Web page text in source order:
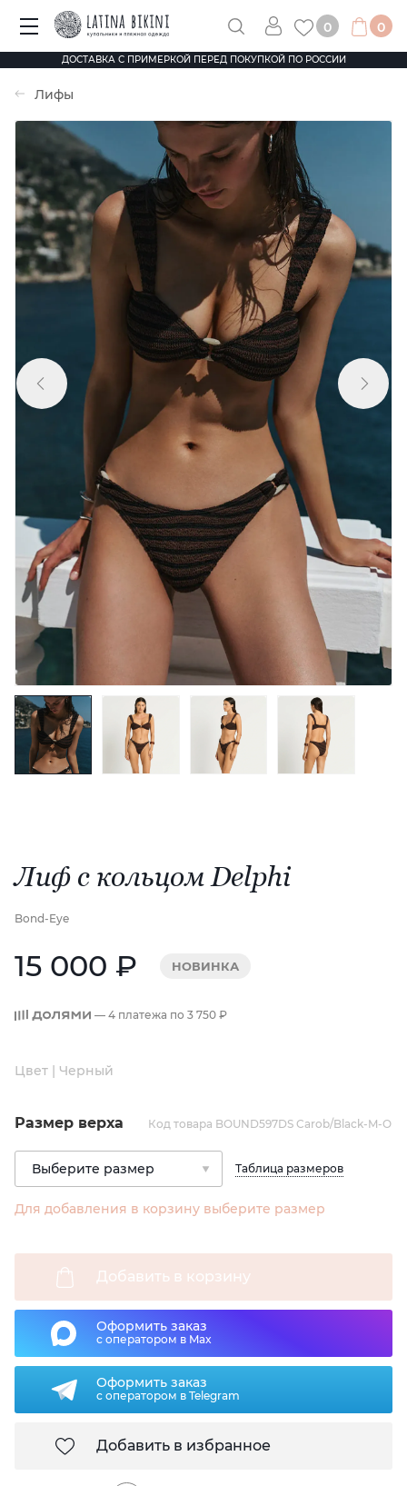
ДОСТАВКА С ПРИМЕРКОЙ ПЕРЕД ПОКУПКОЙ ПО РОССИИ
0 0
Лифы
Лиф с кольцом Delphi
Bond-Eye
15 000 ₽ НОВИНКА
— 4 платежа по 3 750 ₽
Цвет | Черный
Размер верха Код товара BOUND597DS Carob/Black-M-O
Таблица размеров
Для добавления в корзину выберите размер
Добавить в корзину
Оформить заказ
с оператором в Max
Оформить заказ
с оператором в Telegram
Добавить в избранное